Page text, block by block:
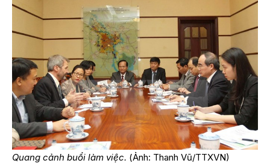
Quang cảnh buổi làm việc. (Ảnh: Thanh Vũ/TTXVN)